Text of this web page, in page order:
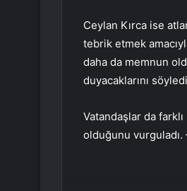
Ceylan Kırca ise
tebrik etmek
daha da memnun
duyacaklarını
Vatandaşlar da
olduğunu vurguladı.